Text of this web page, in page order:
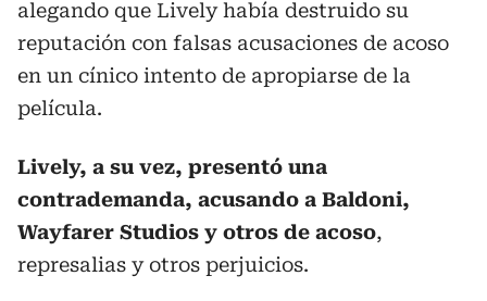
alegando que Lively había destruido su
reputación con falsas acusaciones de acoso
en un cínico intento de apropiarse de la
película.
Lively, a su vez, presentó una
contrademanda, acusando a Baldoni,
Wayfarer Studios y otros de acoso,
represalias y otros perjuicios.